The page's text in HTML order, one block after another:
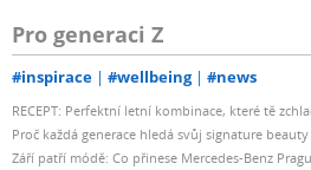
Pro generaci Z
#inspirace #wellbeing #news
RECEPT: Perfektní letní kombinace, které tě
Proč každá generace hledá svůj signature
Září patří módě: Co přinese Mercedes-Benz